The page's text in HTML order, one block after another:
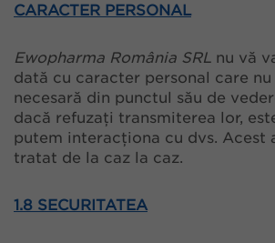
CARACTER PERSONAL
Ewopharma România SRL nu vă
dată cu caracter personal care
necesară din punctul său de
dacă refuzați transmiterea lor,
putem interacționa cu dvs. Acest
tratat de la caz la caz.
1.8 SECURITATEA